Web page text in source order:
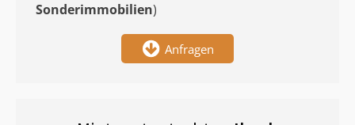
Sonderimmobilien)
Anfragen